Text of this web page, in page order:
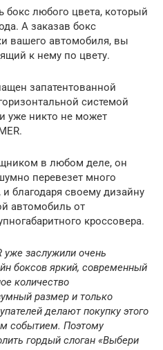
бокс любого цвета, который
А заказав бокс
вашего автомобиля, вы
к нему по цвету.
запатентованной
системой
уже никто не может
в любом деле, он
перевезет много
благодаря своему дизайну
автомобиль от
кроссовера.
уже заслужили очень
боксов яркий, современный
количество
размер и только
делают покупку этого
событием. Поэтому
гордый слоган «Выбери